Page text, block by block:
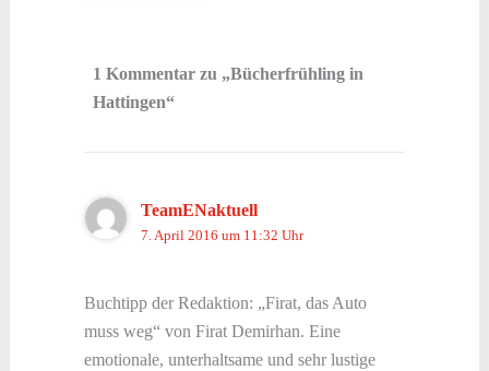
1 Kommentar zu „Bücherfrühling in
Hattingen“
TeamENaktuell
7. April 2016 um 11:32 Uhr
Buchtipp der Redaktion: „Firat, das Auto
muss weg“ von Firat Demirhan. Eine
emotionale, unterhaltsame und sehr lustige